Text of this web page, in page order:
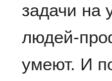
задачи на
людей-
умеют. И